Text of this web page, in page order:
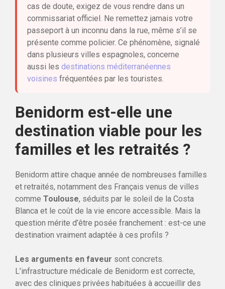
cas de doute, exigez de vous rendre dans un
commissariat officiel. Ne remettez jamais votre
passeport à un inconnu dans la rue, même s’il se
présente comme policier. Ce phénomène, signalé
dans plusieurs villes espagnoles, concerne
aussi les destinations méditerranéennes
voisines fréquentées par les touristes.
Benidorm est-elle une
destination viable pour les
familles et les retraités ?
Benidorm attire chaque année de nombreuses familles
et retraités, notamment des Français venus de villes
comme Toulouse, séduits par le soleil de la Costa
Blanca et le coût de la vie encore accessible. Mais la
question mérite d’être posée franchement : est-ce une
destination vraiment adaptée à ces profils ?
Les arguments en faveur sont concrets.
L’infrastructure médicale de Benidorm est correcte,
avec des cliniques privées habituées à accueillir des